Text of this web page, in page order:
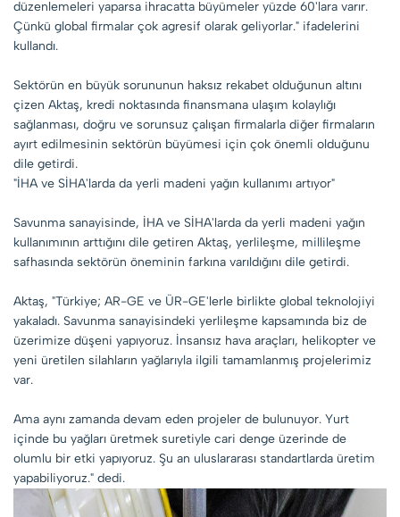
düzenlemeleri yaparsa ihracatta büyümeler yüzde 60'lara varır.
Çünkü global firmalar çok agresif olarak geliyorlar." ifadelerini
kullandı.
Sektörün en büyük sorununun haksız rekabet olduğunun altını
çizen Aktaş, kredi noktasında finansmana ulaşım kolaylığı
sağlanması, doğru ve sorunsuz çalışan firmalarla diğer firmaların
ayırt edilmesinin sektörün büyümesi için çok önemli olduğunu
dile getirdi.
"İHA ve SİHA'larda da yerli madeni yağın kullanımı artıyor"
Savunma sanayisinde, İHA ve SİHA'larda da yerli madeni yağın
kullanımının arttığını dile getiren Aktaş, yerlileşme, millileşme
safhasında sektörün öneminin farkına varıldığını dile getirdi.
Aktaş, "Türkiye; AR-GE ve ÜR-GE'lerle birlikte global teknolojiyi
yakaladı. Savunma sanayisindeki yerlileşme kapsamında biz de
üzerimize düşeni yapıyoruz. İnsansız hava araçları, helikopter ve
yeni üretilen silahların yağlarıyla ilgili tamamlanmış projelerimiz
var.
Ama aynı zamanda devam eden projeler de bulunuyor. Yurt
içinde bu yağları üretmek suretiyle cari denge üzerinde de
olumlu bir etki yapıyoruz. Şu an uluslararası standartlarda üretim
yapabiliyoruz." dedi.